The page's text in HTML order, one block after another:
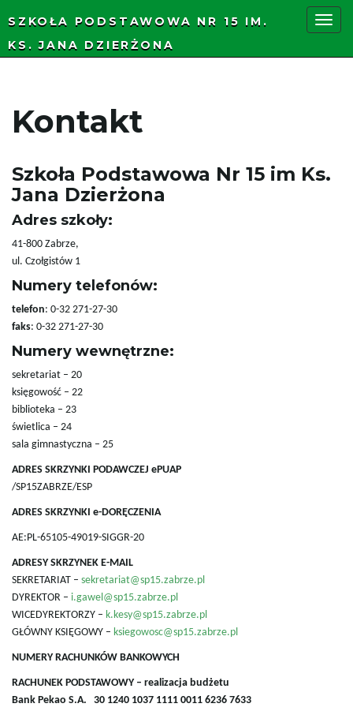
z
SZKOŁA PODSTAWOWA NR 15 IM.
KS. JANA DZIERŻONA
Kontakt
Szkoła Podstawowa Nr 15 im Ks.
Jana Dzierżona
Adres szkoły:
41-800 Zabrze,
ul. Czołgistów 1
Numery telefonów:
telefon: 0-32 271-27-30
faks: 0-32 271-27-30
Numery wewnętrzne:
sekretariat – 20
księgowość – 22
biblioteka – 23
świetlica – 24
sala gimnastyczna – 25
ADRES SKRZYNKI PODAWCZEJ ePUAP
/SP15ZABRZE/ESP
ADRES SKRZYNKI e-DORĘCZENIA
AE:PL-65105-49019-SIGGR-20
ADRESY SKRZYNEK E-MAIL
SEKRETARIAT – sekretariat@sp15.zabrze.pl
DYREKTOR – i.gawel@sp15.zabrze.pl
WICEDYREKTORZY – k.kesy@sp15.zabrze.pl
GŁÓWNY KSIĘGOWY – ksiegowosc@sp15.zabrze.pl
NUMERY RACHUNKÓW BANKOWYCH
RACHUNEK PODSTAWOWY – realizacja budżetu
Bank Pekao S.A.
30 1240 1037 1111 0011 6236 7633